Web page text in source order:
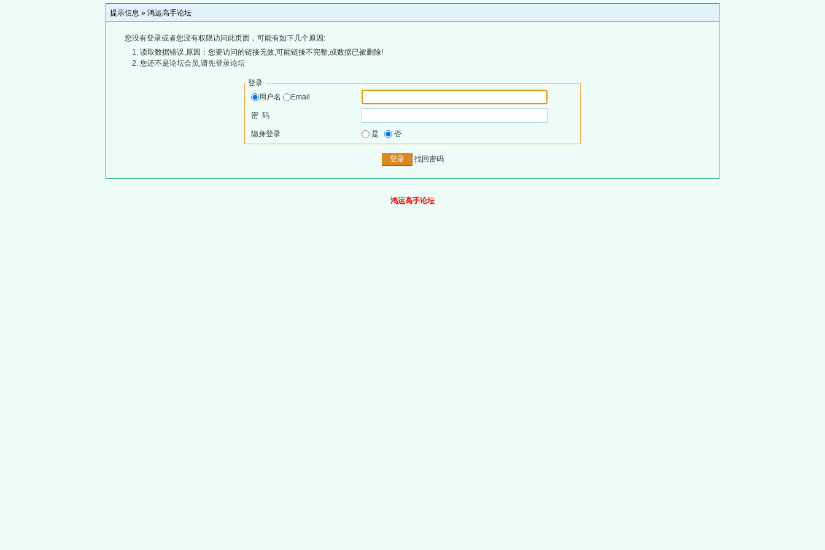
提示信息 » 鸿运高手论坛
您没有登录或者您没有权限访问此页面，可能有如下几个原因:
读取数据错误,原因：您要访问的链接无效,可能链接不完整,或数据已被删除!
您还不是论坛会员,请先登录论坛
登录
用户名
Email
密 码
隐身登录 是 否
找回密码
鸿运高手论坛